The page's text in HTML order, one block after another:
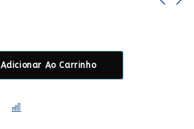
Adicionar Ao Carrinho